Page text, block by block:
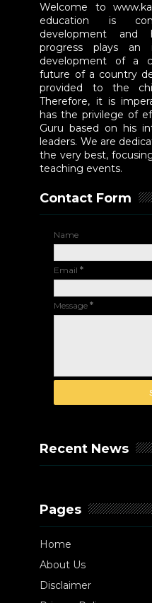
Welcome to
education is
development and
progress plays
development of a
future of a country
provided to the
Therefore, it is
has the privilege of
Guru based on his
leaders. We are
the very best,
teaching events.
Contact Form
Name
Email*
Message*
Recent News
Pages
Home
About Us
Disclaimer